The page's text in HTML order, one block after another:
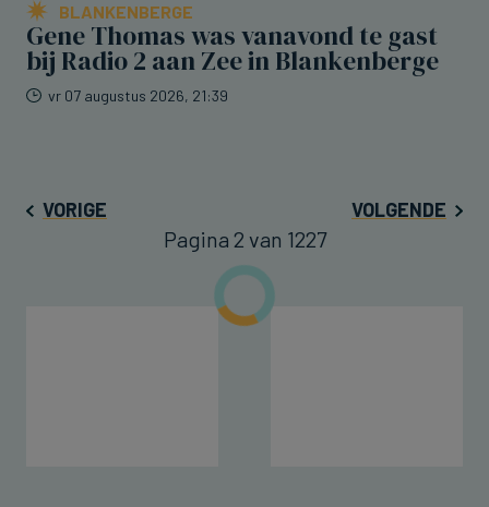
BLANKENBERGE
Gene Thomas was vanavond te gast
bij Radio 2 aan Zee in Blankenberge
vr 07 augustus 2026, 21:39
VORIGE VOLGENDE
Pagina 2 van 1227